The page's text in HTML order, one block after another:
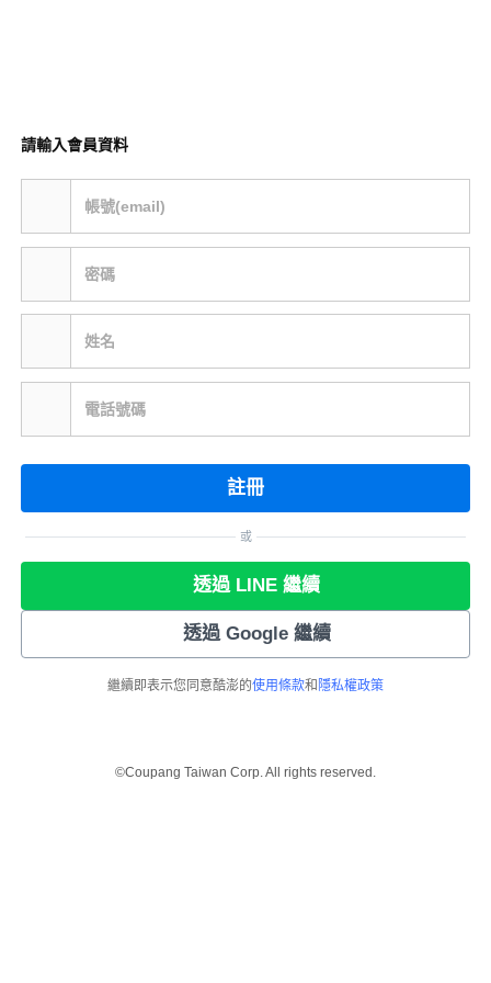
請輸入會員資料
帳號(email)
密碼
姓名
電話號碼
註冊
或
透過 LINE 繼續
透過 Google 繼續
繼續即表示您同意酷澎的使用條款和 隱私權政策
©Coupang Taiwan Corp. All rights reserved.